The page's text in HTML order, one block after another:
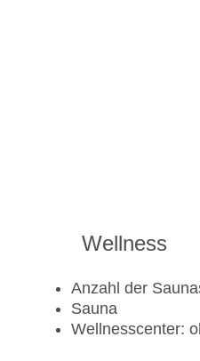
Wellness
Anzahl der
Sauna
Wellnesscenter: